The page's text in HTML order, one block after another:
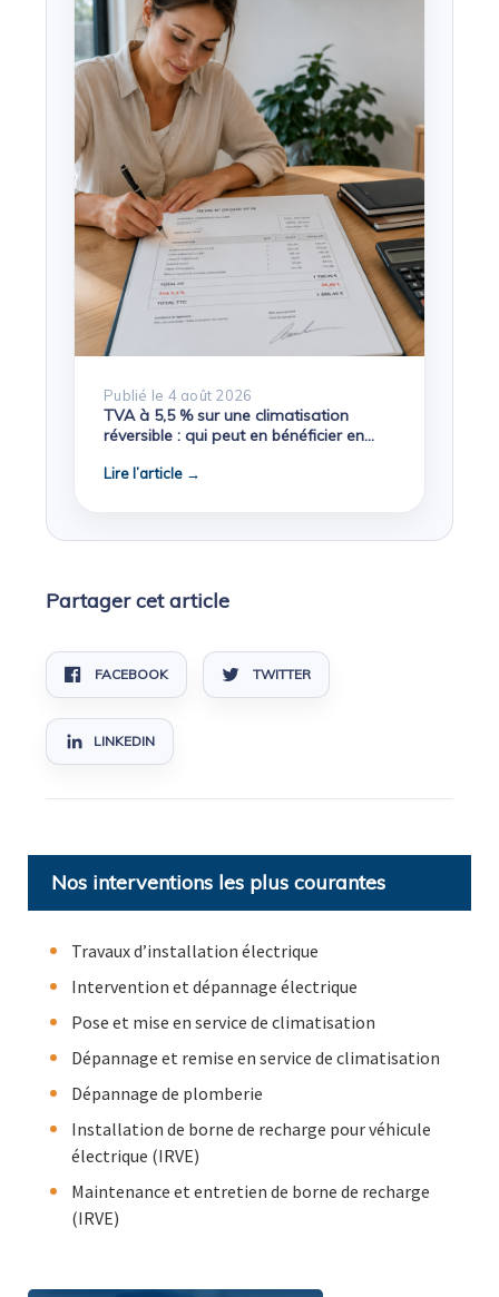
Publié le 4 août 2026
TVA à 5,5 % sur une climatisation
réversible : qui peut en bénéficier en
Lire l’article →
Partager cet article
FACEBOOK TWITTER
LINKEDIN
Nos interventions les plus courantes
Travaux d’installation électrique
Intervention et dépannage électrique
Pose et mise en service de climatisation
Dépannage et remise en service de climatisation
Dépannage de plomberie
Installation de borne de recharge pour véhicule
électrique (IRVE)
Maintenance et entretien de borne de recharge
(IRVE)